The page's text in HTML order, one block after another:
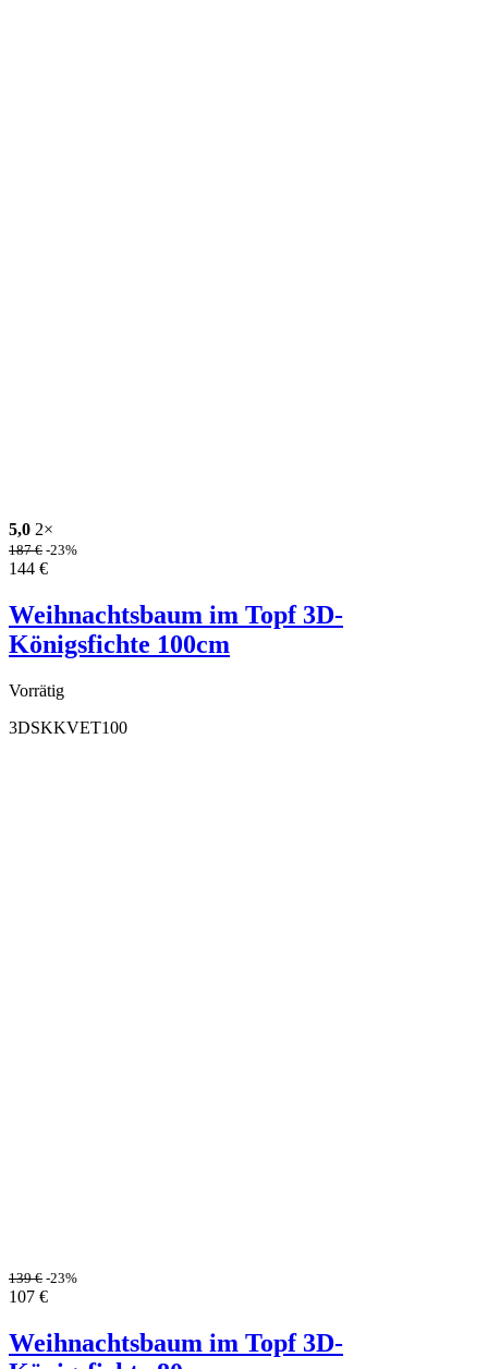
5,0 2×
187€ -23%
144 €
Weihnachtsbaum im Topf 3D-
Königsfichte 100cm
Vorrätig
3DSKKVET100
139€ -23%
107 €
Weihnachtsbaum im Topf 3D-